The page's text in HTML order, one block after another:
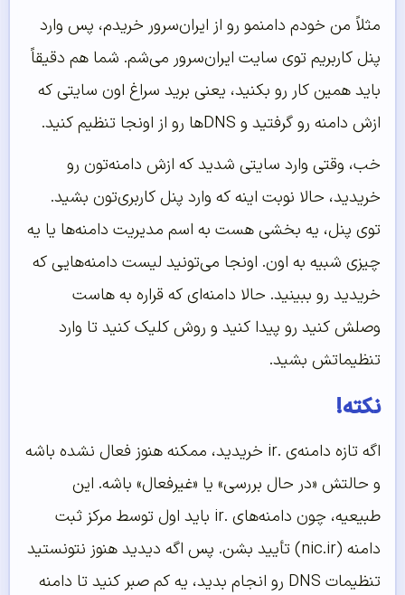
مثلاً من خودم دامنمو رو از ایران‌سرور خریدم، پس وارد
پنل کاربریم توی سایت ایران‌سرور می‌شم. شما هم دقیقاً
باید همین کار رو بکنید، یعنی برید سراغ اون سایتی که
ازش دامنه رو گرفتید و DNS‌ها رو از اونجا تنظیم کنید.
خب، وقتی وارد سایتی شدید که ازش دامنه‌تون رو
خریدید، حالا نوبت اینه که وارد پنل کاربری‌تون بشید.
توی پنل، یه بخشی هست به اسم مدیریت دامنه‌ها یا یه
چیزی شبیه به اون. اونجا می‌تونید لیست دامنه‌هایی که
خریدید رو ببینید. حالا دامنه‌ای که قراره به هاست
وصلش کنید رو پیدا کنید و روش کلیک کنید تا وارد
تنظیماتش بشید.
نکته!
اگه تازه دامنه‌ی .ir خریدید، ممکنه هنوز فعال نشده باشه
و حالتش «در حال بررسی» یا «غیرفعال» باشه. این
طبیعیه، چون دامنه‌های .ir باید اول توسط مرکز ثبت
دامنه (nic.ir) تأیید بشن. پس اگه دیدید هنوز نتونستید
تنظیمات DNS رو انجام بدید، یه کم صبر کنید تا دامنه